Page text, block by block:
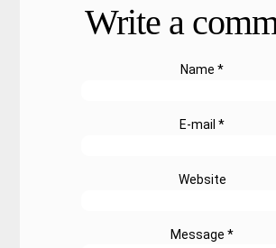
Write a
Name *
E-mail *
Website
Message *